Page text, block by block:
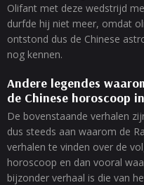
Olifant met deze wedstrijd
durfde hij niet meer, omdat
ontstond dus de Chinese
nog kennen.
Andere legendes
de Chinese horoscoop
De bovenstaande verhalen
dus steeds aan waarom de
verhalen te vinden over de
horoscoop en dan vooral
bijzonder verhaal is die van